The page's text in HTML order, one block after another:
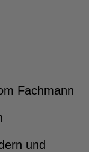
Fachmann
und